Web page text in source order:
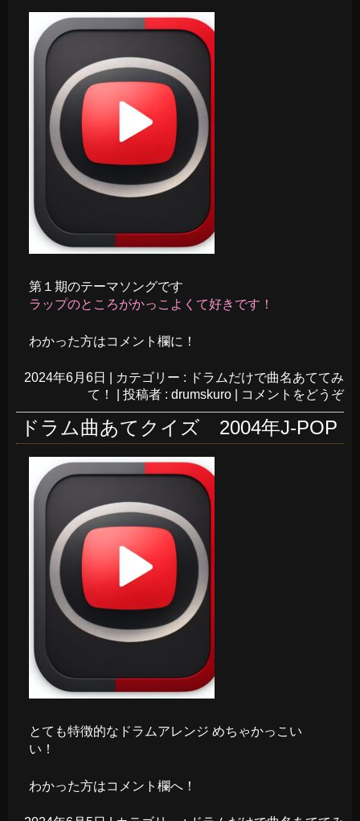
第１期のテーマソングです
ラップのところがかっこよくて好きです！
わかった方はコメント欄に！
2024年6月6日 カテゴリー : ドラムだけで曲名あててみ
て！
投稿者 : drumskuro コメントをどうぞ
ドラム曲あてクイズ 2004年J-POP
とても特徴的なドラムアレンジ めちゃかっこい
い！
わかった方はコメント欄へ！